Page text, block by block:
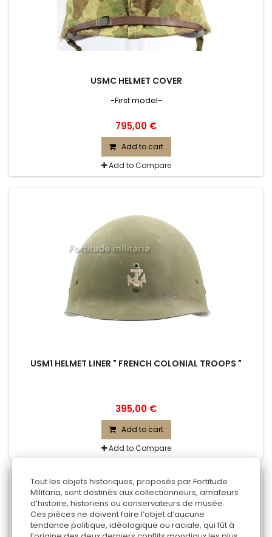
USMC HELMET COVER
-First model-
795,00 €
Add to cart
Add to Compare
USM1 HELMET LINER " FRENCH COLONIAL TROOPS "
395,00 €
Add to cart
Add to Compare
Tout les objets historiques, proposés par Fortitude
Militaria, sont destinés aux collectionneurs, amateurs
d’histoire, historiens ou conservateurs de musée.
Ces pièces ne doivent faire l’objet d’aucune
tendance politique, idéologique ou raciale, qui fût à